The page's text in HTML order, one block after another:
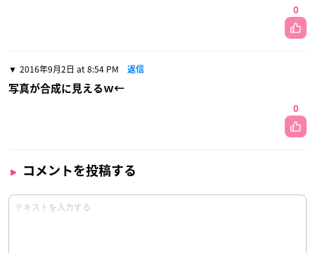
0
2016年9月2日 at 8:54 PM 返信
写真が合成に見えるｗ←
0
コメントを投稿する